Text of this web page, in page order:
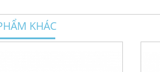
KHÁC